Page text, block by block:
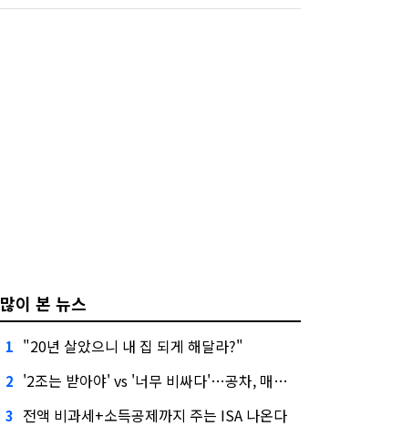
많이 본 뉴스
1 "20년 살았으니 내 집 되게 해달라?"
2 '2조는 받아야' vs '너무 비싸다'…공차, 매각 성공할까
3 전액 비과세+소득공제까지 주는 ISA 나온다